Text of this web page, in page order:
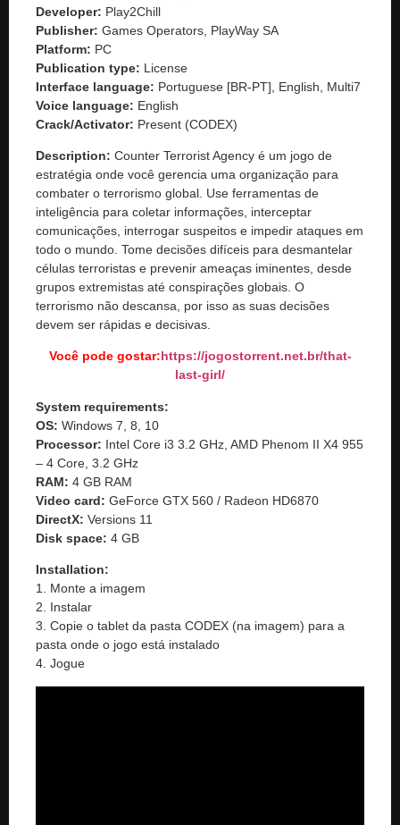
Developer: Play2Chill
Publisher: Games Operators, PlayWay SA
Platform: PC
Publication type: License
Interface language: Portuguese [BR-PT], English, Multi7
Voice language: English
Crack/Activator: Present (CODEX)
Description: Counter Terrorist Agency é um jogo de
estratégia onde você gerencia uma organização para
combater o terrorismo global. Use ferramentas de
inteligência para coletar informações, interceptar
comunicações, interrogar suspeitos e impedir ataques em
todo o mundo. Tome decisões difíceis para desmantelar
células terroristas e prevenir ameaças iminentes, desde
grupos extremistas até conspirações globais. O
terrorismo não descansa, por isso as suas decisões
devem ser rápidas e decisivas.
Você pode gostar:https://jogostorrent.net.br/that-
last-girl/
System requirements:
OS: Windows 7, 8, 10
Processor: Intel Core i3 3.2 GHz, AMD Phenom II X4 955
– 4 Core, 3.2 GHz
RAM: 4 GB RAM
Video card: GeForce GTX 560 / Radeon HD6870
DirectX: Versions 11
Disk space: 4 GB
Installation:
1. Monte a imagem
2. Instalar
3. Copie o tablet da pasta CODEX (na imagem) para a
pasta onde o jogo está instalado
4. Jogue